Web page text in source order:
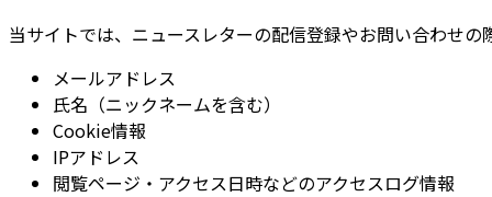
当サイトでは、ニュースレターの配信登録やお問い合わせの
メールアドレス
氏名（ニックネームを含む）
Cookie情報
IPアドレス
閲覧ページ・アクセス日時などのアクセスログ情報